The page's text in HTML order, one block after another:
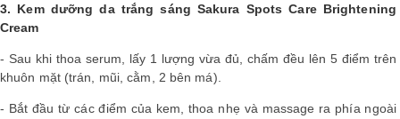
3. Kem dưỡng da trắng sáng Sakura Spots Care Brightening
Cream
- Sau khi thoa serum, lấy 1 lượng vừa đủ, chấm đều lên 5 điểm trên
khuôn mặt (trán, mũi, cằm, 2 bên má).
- Bắt đầu từ các điểm của kem, thoa nhẹ và massage ra phía ngoài